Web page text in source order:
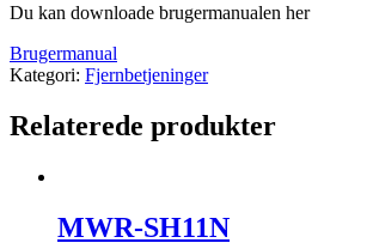
Du kan downloade brugermanualen her
Brugermanual
Kategori: Fjernbetjeninger
Relaterede produkter
MWR-SH11N